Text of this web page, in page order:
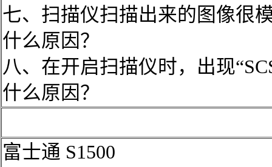
七、扫描仪扫描出来的图像很
什么原因？
八、在开启扫描仪时，出现
什么原因？
富士通 S1500